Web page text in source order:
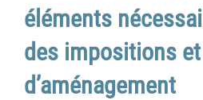
éléments
des impositions
d’aménagement